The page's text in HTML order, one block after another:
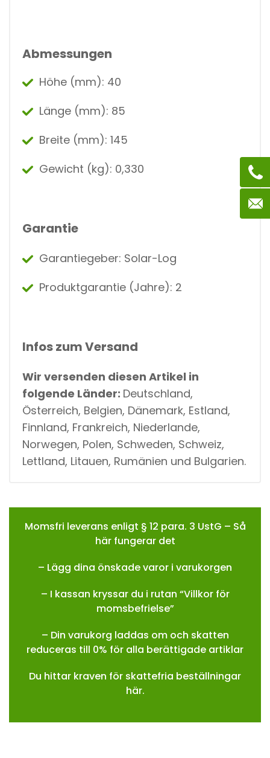
Abmessungen
Höhe (mm): 40
Länge (mm): 85
Breite (mm): 145
Gewicht (kg): 0,330
Garantie
Garantiegeber: Solar-Log
Produktgarantie (Jahre): 2
Infos zum Versand
Wir versenden diesen Artikel in
folgende Länder: Deutschland,
Österreich, Belgien, Dänemark, Estland,
Finnland, Frankreich, Niederlande,
Norwegen, Polen, Schweden, Schweiz,
Lettland, Litauen, Rumänien und Bulgarien.
Momsfri leverans enligt § 12 para. 3 UstG – Så
här fungerar det
– Lägg dina önskade varor i varukorgen
– I kassan kryssar du i rutan “Villkor för
momsbefrielse”
– Din varukorg laddas om och skatten
reduceras till 0% för alla berättigade artiklar
Du hittar kraven för skattefria beställningar
här.